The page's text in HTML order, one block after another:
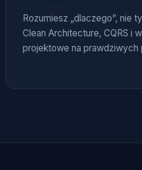
Rozumiesz „dlaczego”, nie
Clean Architecture, CQRS i
projektowe na prawdziwych